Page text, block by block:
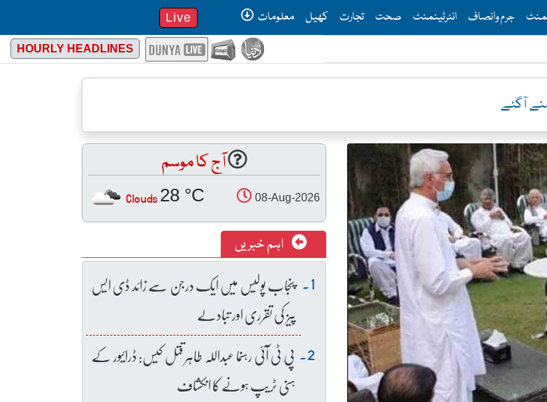
جرم وانصاف انٹرٹینمنٹ صحت تجارت کھیل معلومات Live
HOURLY HEADLINES
آگئے
آج کا موسم
08-Aug-2026
28 °C
Clouds
اہم خبریں
پنجاب پولیس میں ایک درجن سے زائد ڈی ایس
پیز کی تقرری اور تبادلے
پی ٹی آئی رہنما عبداللہ طاہر قتل کیس: ڈرائیور کے
ہنی ٹریپ ہونے کا انکشاف